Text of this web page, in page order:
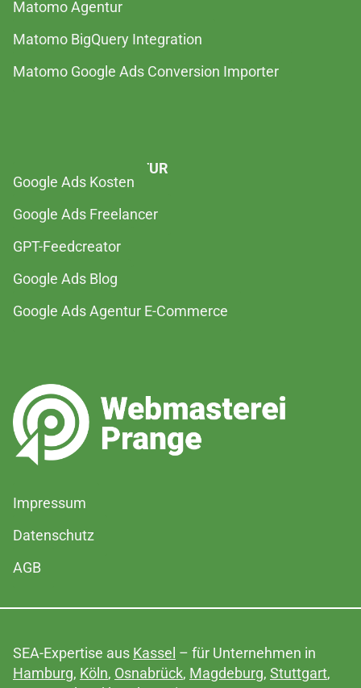
Matomo Agentur
Matomo BigQuery Integration
Matomo Google Ads Conversion Importer
GOOGLE ADS AGENTUR
Google Ads Kosten
Google Ads Freelancer
GPT-Feedcreator
Google Ads Blog
Google Ads Agentur E-Commerce
Impressum
Datenschutz
AGB
SEA-Expertise aus Kassel – für Unternehmen in
Hamburg, Köln, Osnabrück, Magdeburg, Stuttgart,